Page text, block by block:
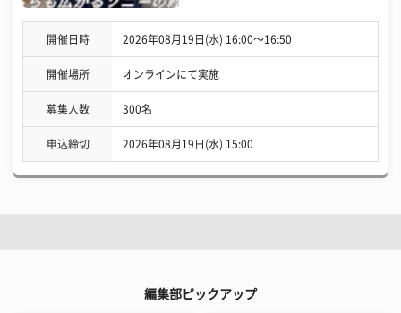
開催日時 2026年08月19日(水) 16:00〜16:50
開催場所 オンラインにて実施
募集人数 300名
申込締切 2026年08月19日(水) 15:00
編集部ピックアップ